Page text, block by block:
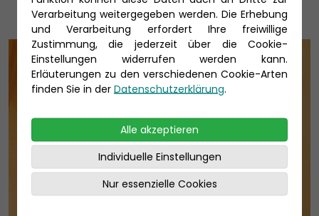
Verarbeitung weitergegeben werden. Die Erhebung
und Verarbeitung erfordert Ihre freiwillige
Zustimmung, die jederzeit über die Cookie-
Einstellungen widerrufen werden kann.
Erläuterungen zu den verschiedenen Cookie-Arten
finden Sie in der Datenschutzerklärung.
Alle akzeptieren
Individuelle Einstellungen
Nur essenzielle Cookies